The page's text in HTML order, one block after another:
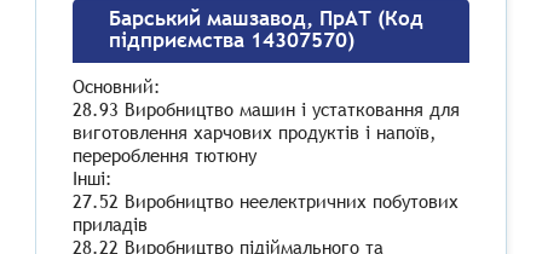
Барський машзавод, ПрАТ (Код
підприємства 14307570)
Основний:
28.93 Виробництво машин і устатковання для
виготовлення харчових продуктів і напоїв,
перероблення тютюну
Інші:
27.52 Виробництво неелектричних побутових
приладів
28.22 Виробництво підіймального та